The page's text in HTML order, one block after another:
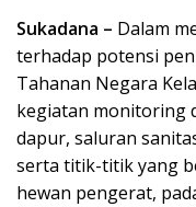
Sukadana – Dalam
terhadap potensi
Tahanan Negara
kegiatan monitoring
dapur, saluran
serta titik-titik yang
hewan pengerat,